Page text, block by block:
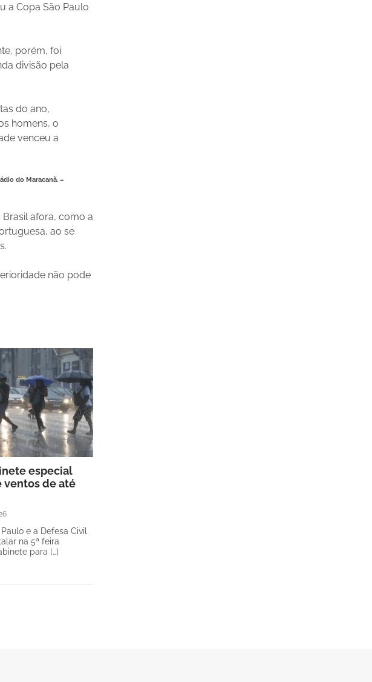
a Copa São Paulo
porém, foi
divisão pela
do ano,
homens, o
venceu a
do Maracanã. –
Brasil afora, como a
ao se
não pode
especial
ventos de até
e a Defesa Civil
na 5ª feira
para […]